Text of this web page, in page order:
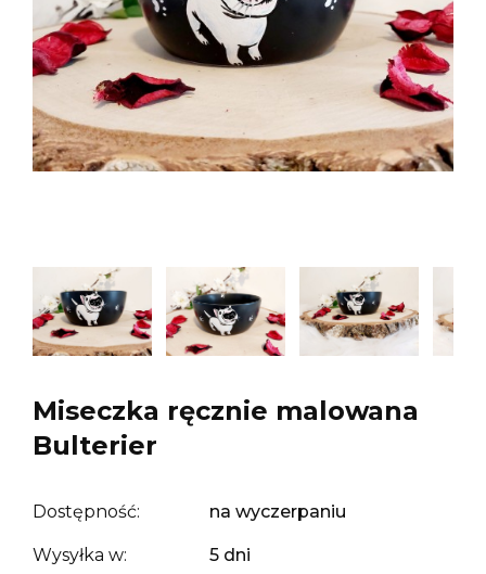
Miseczka ręcznie malowana
Bulterier
Dostępność: na wyczerpaniu
Wysyłka w: 5 dni